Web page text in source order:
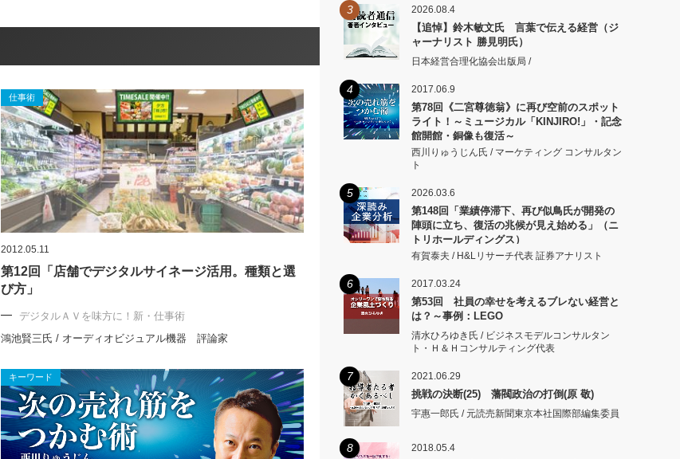
仕事術
2012.05.11
第12回「店舗でデジタルサイネージ活用。種類と選
び方」
デジタルＡＶを味方に！新・仕事術
鴻池賢三氏 / オーディオビジュアル機器 評論家
キーワード
3 2026.08.4
【追悼】鈴木敏文氏 言葉で伝える経営（ジ
ャーナリスト 勝見明氏）
日本経営合理化協会出版局 /
4 2017.06.9
第78回《二宮尊徳翁》に再び空前のスポット
ライト！～ミュージカル「KINJIRO!」・記念
館開館・銅像も復活～
西川りゅうじん氏 / マーケティング コンサルタン
ト
5 2026.03.6
第148回「業績停滞下、再び似鳥氏が開発の
陣頭に立ち、復活の兆候が見え始める」（ニ
トリホールディングス）
有賀泰夫 / H&Lリサーチ代表 証券アナリスト
6 2017.03.24
第53回 社員の幸せを考えるブレない経営と
は？～事例：LEGO
清水ひろゆき氏 / ビジネスモデルコンサルタン
ト・Ｈ＆Ｈコンサルティング代表
7 2021.06.29
挑戦の決断(25) 藩閥政治の打倒(原 敬)
宇惠一郎氏 / 元読売新聞東京本社国際部編集委員
8 2018.05.4